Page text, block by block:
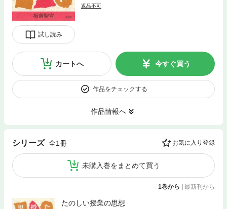
試し読み
返品不可
カートへ 今すぐ買う
作品をチェックする
作品情報へ
シリーズ 全1冊 お気に入り登録
未購入巻をまとめて買う
1巻から | 最新刊から
たのしい授業の思想